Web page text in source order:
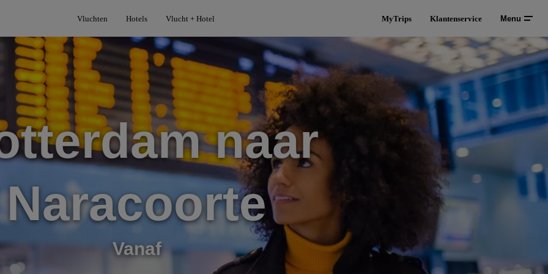
Vluchten Hotels Vlucht + Hotel MyTrips Klantenservice Menu
naar
Naracoorte
Vanaf